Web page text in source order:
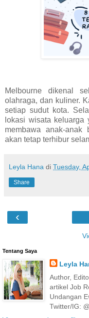
Melbourne dikenal
olahraga, dan kuliner.
setiap sudut kota.
lokasi wisata keluarga
membawa anak-anak
akan tetap terhibur
Leyla Hana di Tuesday,
Share
‹
Tentang Saya
Leyla
Author,
artikel Job
Undangan
Twitter/IG: